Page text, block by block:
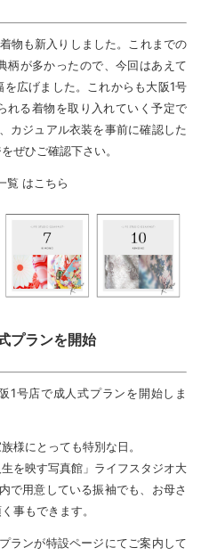
物も新入りしました。これまでの
柄が多かったので、今回はあえて
広げました。これからも大阪1号
れる着物を取り入れていく予定で
カジュアル衣装を事前に確認した
ぜひご確認下さい。
覧 はこちら
プランを開始
1号店で成人式プランを開始しま
様にとっても特別な日。
を映す写真館」ライフスタジオ大
で用意している振袖でも、お母さ
事もできます。
ランが特設ページにてご案内して